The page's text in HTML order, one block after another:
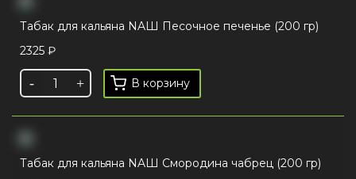
Табак для кальяна NAШ Песочное печенье (200 гр)
2325 ₽
В корзину
Табак для кальяна NAШ Смородина чабрец (200 гр)